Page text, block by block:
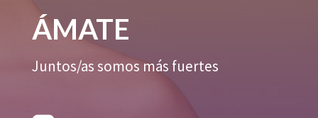
ÁMATE
Juntos/as somos más fuertes